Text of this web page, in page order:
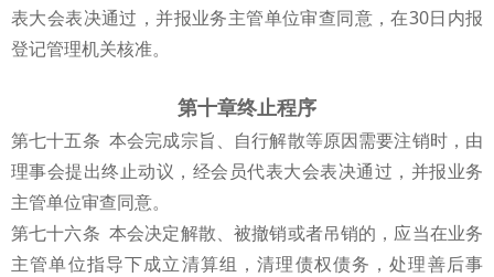
表大会表决通过，并报业务主管单位审查同意，在30日内报
登记管理机关核准。
第十章终止程序
第七十五条 本会完成宗旨、自行解散等原因需要注销时，由
理事会提出终止动议，经会员代表大会表决通过，并报业务
主管单位审查同意。
第七十六条 本会决定解散、被撤销或者吊销的，应当在业务
主管单位指导下成立清算组，清理债权债务，处理善后事